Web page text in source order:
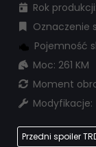
Rok
Oznaczenie
Pojemność
Moc: 261 KM
Moment
Modyfikacje:
Przedni spoiler